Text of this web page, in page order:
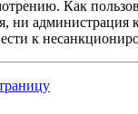
Как
ни
к